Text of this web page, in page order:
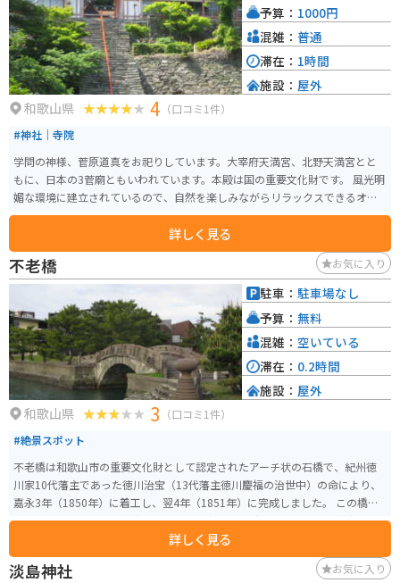
和歌山県 4 （口コミ1件）
#神社｜寺院
学問の神様、菅原道真をお祀りしています。大宰府天満宮、北野天満宮とと
もに、日本の3菅廟ともいわれています。本殿は国の重要文化財です。 風光明
媚な環境に建立されているので、自然を楽しみながらリラックスできるオス
スメスポットです。
詳しく見る
予算： 1000円
混雑： 普通
滞在： 1時間
施設： 屋外
不老橋 お気に入り
和歌山県 3 （口コミ1件）
#絶景スポット
不老橋は和歌山市の重要文化財として認定されたアーチ状の石橋で、紀州徳
川家10代藩主であった徳川治宝（13代藩主徳川慶福の治世中）の命により、
嘉永3年（1850年）に着工し、翌4年（1851年）に完成しました。 この橋
は、徳川家康を祀る東照宮の祭礼である和歌祭の時に、徳川家や東照宮関係
者が御旅所に向かう「お成り道」に架けられたものです。橋台のアーチ部分
は肥後熊本の石工集団による施工、勾欄部分は湯浅の石工石屋忠兵衛の製作
であると推定されています。勾欄部分には雲を文様化したレリーフが見ら
詳しく見る
駐車： 駐車場なし
予算： 無料
混雑： 空いている
滞在： 0.2時間
施設： 屋外
淡島神社 お気に入り